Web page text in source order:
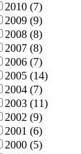
2010 (7)
2009 (9)
2008 (8)
2007 (8)
2006 (7)
2005 (14)
2004 (7)
2003 (11)
2002 (9)
2001 (6)
2000 (5)